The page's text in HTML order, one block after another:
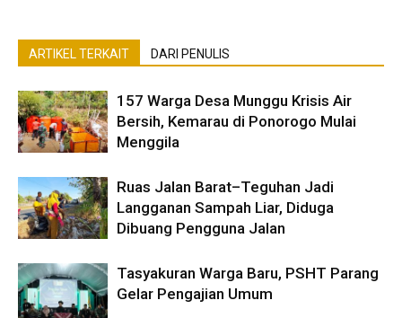
ARTIKEL TERKAIT DARI PENULIS
157 Warga Desa Munggu Krisis Air
Bersih, Kemarau di Ponorogo Mulai
Menggila
Ruas Jalan Barat–Teguhan Jadi
Langganan Sampah Liar, Diduga
Dibuang Pengguna Jalan
Tasyakuran Warga Baru, PSHT Parang
Gelar Pengajian Umum